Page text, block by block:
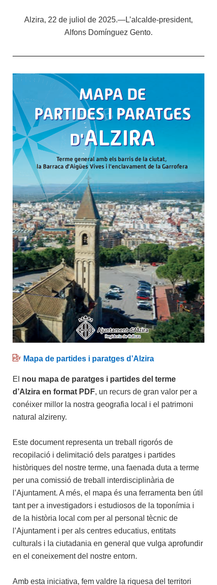
Alzira, 22 de juliol de 2025.—L’alcalde-president,
Alfons Domínguez Gento.
Mapa de partides i paratges d’Alzira
El nou mapa de paratges i partides del terme
d’Alzira en format PDF, un recurs de gran valor per a
conéixer millor la nostra geografia local i el patrimoni
natural alzireny.
Este document representa un treball rigorós de
recopilació i delimitació dels paratges i partides
històriques del nostre terme, una faenada duta a terme
per una comissió de treball interdisciplinària de
l’Ajuntament. A més, el mapa és una ferramenta ben útil
tant per a investigadors i estudiosos de la toponímia i
de la història local com per al personal tècnic de
l’Ajuntament i per als centres educatius, entitats
culturals i la ciutadania en general que vulga aprofundir
en el coneixement del nostre entorn.
Amb esta iniciativa, fem valdre la riquesa del territori